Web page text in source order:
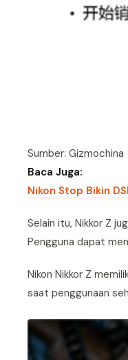
Sumber: Gizmochina
Baca Juga:
Nikon Stop Bikin
Selain itu, Nikkor Z
Pengguna dapat
Nikon Nikkor Z
saat penggunaan